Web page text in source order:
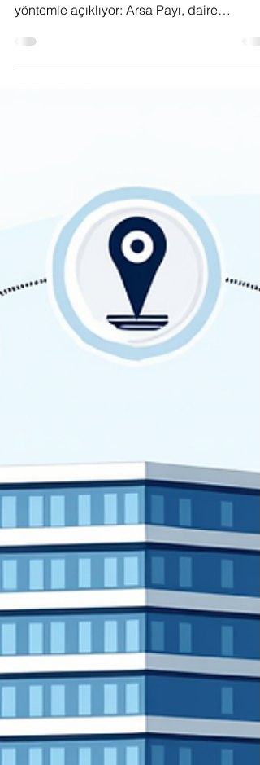
aidatlarının nasıl hesaplandığını üç ana